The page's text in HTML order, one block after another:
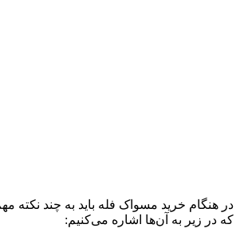
در هنگام خرید مسواک فله باید به چند نکته
که در زیر به آن‌ها اشاره می‌کنیم: